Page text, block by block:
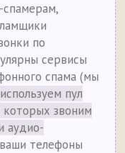
спамерам,
по
сервисы
спама (мы
используем пул
которых звоним
аудио-
телефоны